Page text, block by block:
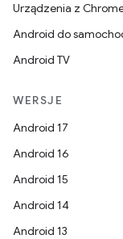
Urządzenia z
Android do
Android TV
WERSJE
Android 17
Android 16
Android 15
Android 14
Android 13